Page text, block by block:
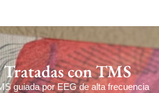
con TMS
guiada por EEG de alta frecuencia